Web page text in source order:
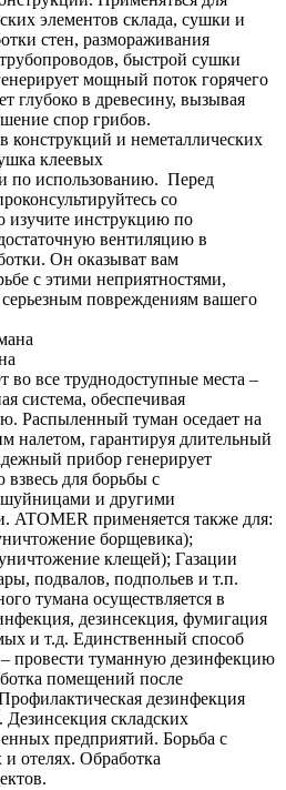
элементов склада, сушки и
стен, размораживания
быстрой сушки
мощный поток горячего
глубоко в древесину, вызывая
спор грибов.
конструкций и неметаллических
клеевых
по использованию. Перед
со
изучите инструкцию по
вентиляцию в
Он оказыват вам
с этими неприятностями,
повреждениям вашего
все труднодоступные места –
система, обеспечивая
Распыленный туман оседает на
налетом, гарантируя длительный
прибор генерирует
для борьбы с
и другими
ATOMER применяется также для:
борщевика);
клещей); Газации
подвалов, подпольев и т.п.
тумана осуществляется в
дезинсекция, фумигация
и т.д. Единственный способ
провести туманную дезинфекцию
помещений после
дезинфекция
складских
предприятий. Борьба с
отелях. Обработка